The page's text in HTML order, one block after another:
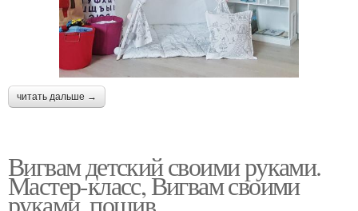
читать дальше →
Вигвам детский своими руками.
Мастер-класс, Вигвам своими